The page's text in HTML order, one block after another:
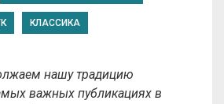
КЛАССИКА
нашу традицию
важных публикациях в